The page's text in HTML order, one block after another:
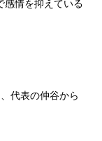
感情を抑えている
代表の仲谷から